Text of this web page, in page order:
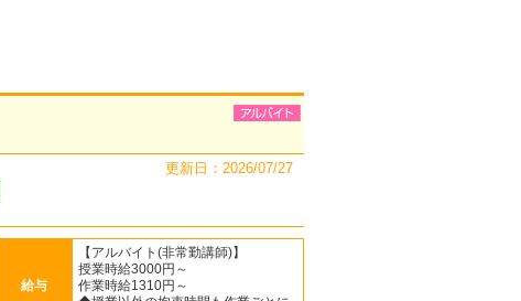
更新日：2026/07/27
給与
【アルバイト(非常勤講師)】
授業時給3000円～
作業時給1310円～